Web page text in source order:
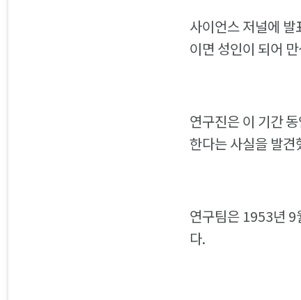
사이언스 저널에
이면 성인이 되어
연구진은 이 기간
한다는 사실을 발
연구팀은 1953년 9
다.